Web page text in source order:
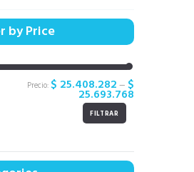
by Price
FILTRAR
Precio: $ 25.408.282 — $
25.693.768